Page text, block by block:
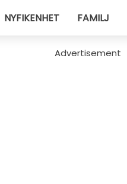
NYFIKENHET FAMILJ
Advertisement